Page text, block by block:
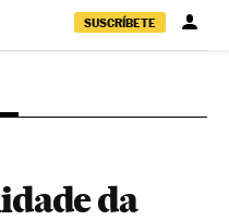
SUSCRÍBETE
da